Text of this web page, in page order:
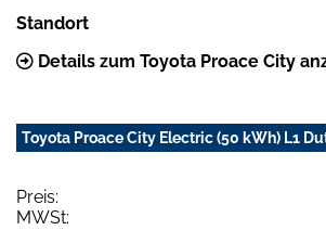
Standort
Details zum Toyota Proace City
Toyota Proace City Electric (50 kWh) L1
Preis:
MWSt: